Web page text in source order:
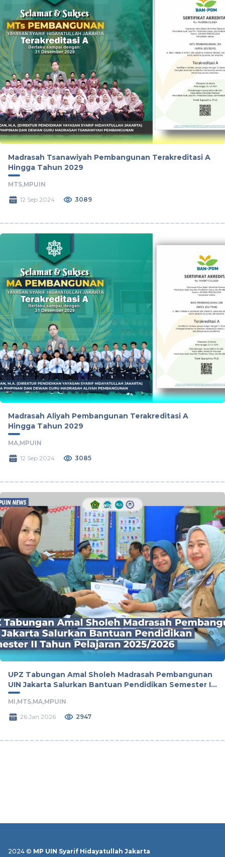
Madrasah Tsanawiyah Pembangunan Terakreditasi A
Hingga Tahun 2029
MTS,MPUIN
12 Sep 2024
3089
Madrasah Aliyah Pembangunan Terakreditasi A
Hingga Tahun 2029
MA,MPUIN
12 Sep 2024
3085
UPZ Tabungan Amal Sholeh Madrasah Pembangunan
UIN Jakarta Salurkan Bantuan Pendidikan Semester II
Tahun Pelajaran 2025/2026
MI,MTS,MA,MPUIN
26 Jan 2026
2947
2024 © MP UIN Syarif Hidayatullah Jakarta